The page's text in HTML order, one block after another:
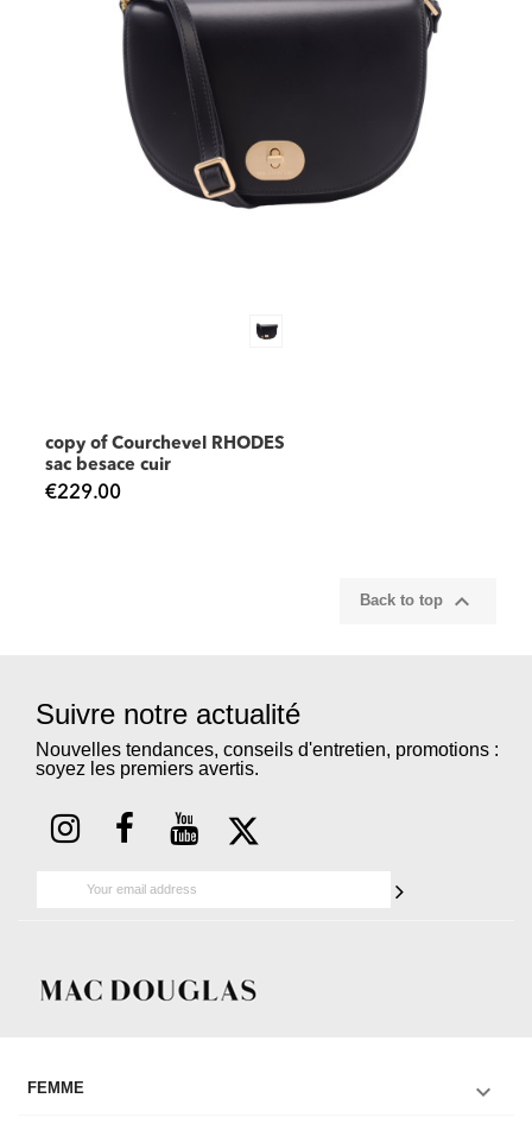
copy of Courchevel RHODES
sac besace cuir
€229.00
Back to top 
Suivre notre actualité
Nouvelles tendances, conseils d'entretien, promotions :
soyez les premiers avertis.
FEMME 